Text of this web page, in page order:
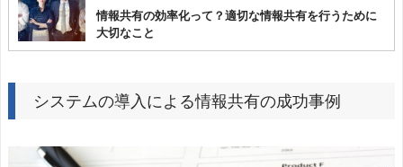
情報共有の効率化って？適切な情報共有を行うために
大切なこと
システムの導入による情報共有の成功事例